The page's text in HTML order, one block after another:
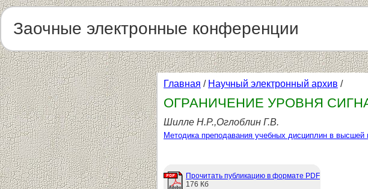
Заочные электронные конференции
Главная / Научный электронный архив /
ОГРАНИЧЕНИЕ УРОВНЯ
Шилле Н.Р.,Оглоблин Г.В.
Методика преподавания учебных дисциплин в
Прочитать публикацию в формате PDF
176 Кб